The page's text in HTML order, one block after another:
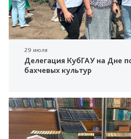
29 июля
Делегация КубГАУ на Дне
бахчевых культур